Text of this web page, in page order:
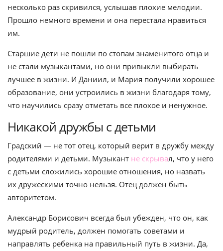
несколько раз скривился, услышав плохие мелодии.
Прошло немного времени и она перестала нравиться
им.
Старшие дети не пошли по стопам знаменитого отца и
не стали музыкантами, но они привыкли выбирать
лучшее в жизни. И Даниил, и Мария получили хорошее
образование, они устроились в жизни благодаря тому,
что научились сразу отметать все плохое и ненужное.
Никакой дружбы с детьми
Градский — не тот отец, который верит в дружбу между
родителями и детьми. Музыкант не скрывал, что у него
с детьми сложились хорошие отношения, но назвать
их дружескими точно нельзя. Отец должен быть
авторитетом.
Александр Борисович всегда был убежден, что он, как
мудрый родитель, должен помогать советами и
направлять ребенка на правильный путь в жизни. Да,